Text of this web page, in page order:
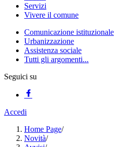
Servizi
Vivere il comune
Comunicazione istituzionale
Urbanizzazione
Assistenza sociale
Tutti gli argomenti...
Seguici su
Accedi
Home Page/
Novità/